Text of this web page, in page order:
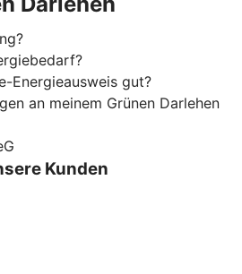
Energieausweis gut?
an meinem Grünen Darlehen
Kunden